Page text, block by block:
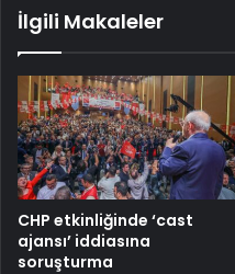
İlgili Makaleler
CHP etkinliğinde ‘cast
ajansı’ iddiasına
soruşturma